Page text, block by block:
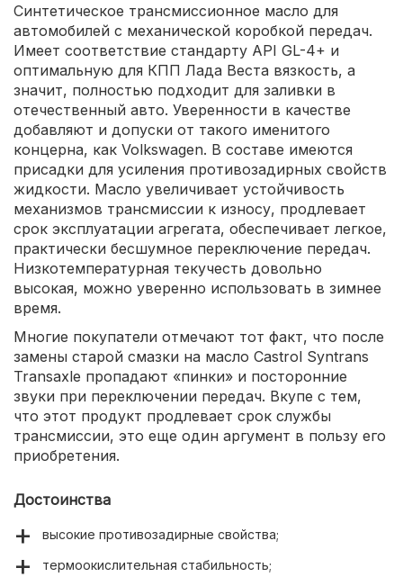
Синтетическое трансмиссионное масло для
автомобилей с механической коробкой передач.
Имеет соответствие стандарту API GL-4+ и
оптимальную для КПП Лада Веста вязкость, а
значит, полностью подходит для заливки в
отечественный авто. Уверенности в качестве
добавляют и допуски от такого именитого
концерна, как Volkswagen. В составе имеются
присадки для усиления противозадирных свойств
жидкости. Масло увеличивает устойчивость
механизмов трансмиссии к износу, продлевает
срок эксплуатации агрегата, обеспечивает легкое,
практически бесшумное переключение передач.
Низкотемпературная текучесть довольно
высокая, можно уверенно использовать в зимнее
время.
Многие покупатели отмечают тот факт, что после
замены старой смазки на масло Castrol Syntrans
Transaxle пропадают «пинки» и посторонние
звуки при переключении передач. Вкупе с тем,
что этот продукт продлевает срок службы
трансмиссии, это еще один аргумент в пользу его
приобретения.
Достоинства
высокие противозадирные свойства;
термоокислительная стабильность;